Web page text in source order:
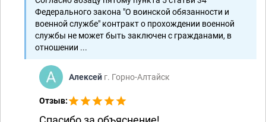
Федерального закона "О воинской обязанности и
военной службе" контракт о прохождении военной
службы не может быть заключен с гражданами, в
отношении ...
Алексей г. Горно-Алтайск
Отзыв: